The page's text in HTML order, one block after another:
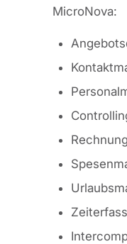
MicroNova: